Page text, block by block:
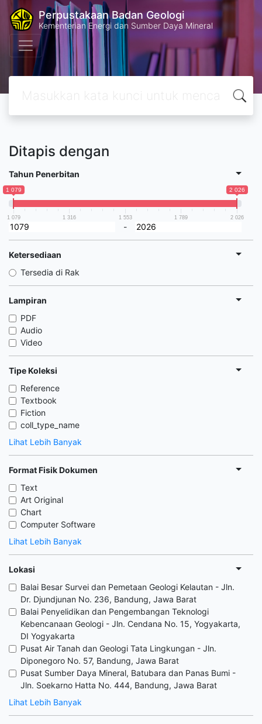
Perpustakaan Badan Geologi
Kementerian Energi dan Sumber Daya Mineral
Ditapis dengan
Tahun Penerbitan
1 079 2 026
1 079 1 316 1 553 1 789 2 026
-
Ketersediaan
Tersedia di Rak
Lampiran
PDF
Audio
Video
Tipe Koleksi
Reference
Textbook
Fiction
coll_type_name
Lihat Lebih Banyak
Format Fisik Dokumen
Text
Art Original
Chart
Computer Software
Lihat Lebih Banyak
Lokasi
Balai Besar Survei dan Pemetaan Geologi Kelautan - Jln.
Dr. Djundjunan No. 236, Bandung, Jawa Barat
Balai Penyelidikan dan Pengembangan Teknologi
Kebencanaan Geologi - Jln. Cendana No. 15, Yogyakarta,
DI Yogyakarta
Pusat Air Tanah dan Geologi Tata Lingkungan - Jln.
Diponegoro No. 57, Bandung, Jawa Barat
Pusat Sumber Daya Mineral, Batubara dan Panas Bumi -
Jln. Soekarno Hatta No. 444, Bandung, Jawa Barat
Lihat Lebih Banyak